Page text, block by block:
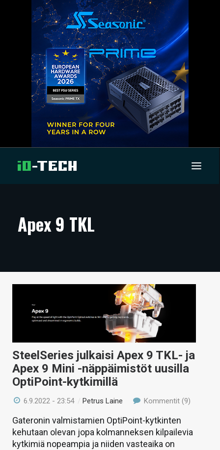
ARTIKKELIT
TECHBBS
HINTA.FI
VAIHDA TEEMA
HAKU
Apex 9 TKL
SteelSeries julkaisi Apex 9 TKL- ja
Apex 9 Mini -näppäimistöt uusilla
OptiPoint-kytkimillä
6.9.2022 - 23:54 /Petrus Laine Kommentit (9)
Gateronin valmistamien OptiPoint-kytkinten
kehutaan olevan jopa kolmanneksen kilpailevia
kytkimiä nopeampia ja niiden vasteaika on